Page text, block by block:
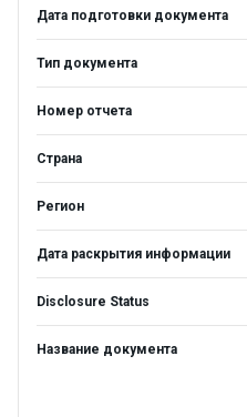
Дата подготовки документа
Тип документа
Номер отчета
Страна
Регион
Дата раскрытия информации
Disclosure Status
Название документа